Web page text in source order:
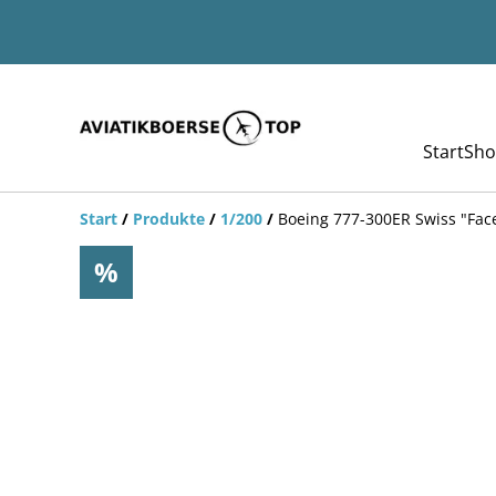
Start
Start / Produkte / 1/200 / Boeing 777-300ER Swiss
%